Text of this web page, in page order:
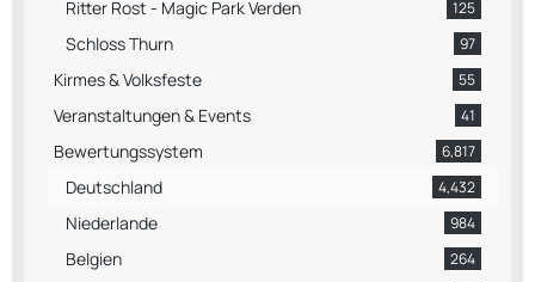
Ritter Rost - Magic Park Verden 125
Schloss Thurn 97
Kirmes & Volksfeste 55
Veranstaltungen & Events 41
Bewertungssystem 6,817
Deutschland 4,432
Niederlande 984
Belgien 264